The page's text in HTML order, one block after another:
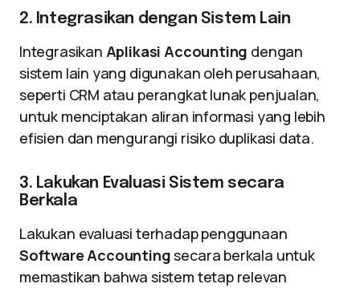
2. Integrasikan dengan Sistem Lain
Integrasikan Aplikasi Accounting dengan
sistem lain yang digunakan oleh perusahaan,
seperti CRM atau perangkat lunak penjualan,
untuk menciptakan aliran informasi yang lebih
efisien dan mengurangi risiko duplikasi data.
3. Lakukan Evaluasi Sistem secara
Berkala
Lakukan evaluasi terhadap penggunaan
Software Accountingsecara berkala untuk
memastikan bahwa sistem tetap relevan